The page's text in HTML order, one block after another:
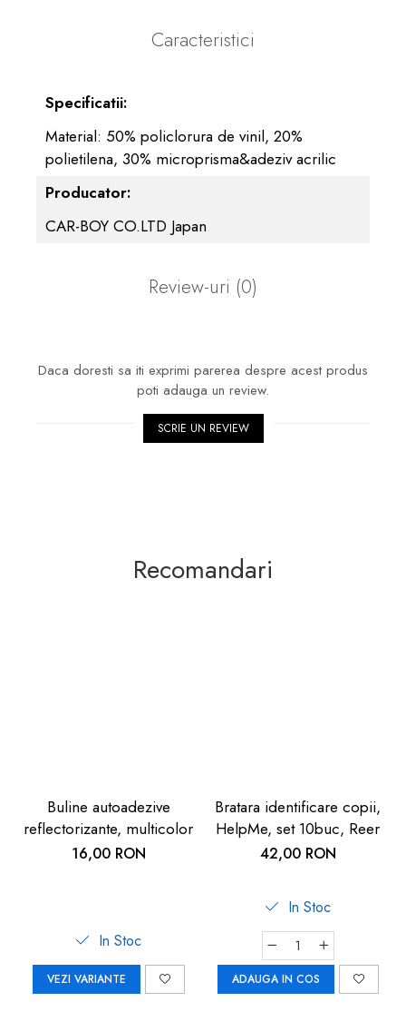
Caracteristici
Specificatii:
Material: 50% policlorura de vinil, 20%
polietilena, 30% microprisma&adeziv acrilic
Producator:
CAR-BOY CO.LTD Japan
Review-uri (0)
Daca doresti sa iti exprimi parerea despre acest produs
poti adauga un review.
SCRIE UN REVIEW
Recomandari
Buline autoadezive
reflectorizante, multicolor
16,00 RON
In Stoc
VEZI VARIANTE
Bratara identificare copii,
HelpMe, set 10buc, Reer
42,00 RON
In Stoc
ADAUGA IN COS